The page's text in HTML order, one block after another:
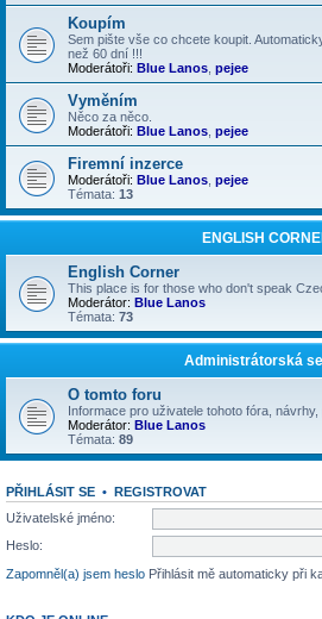
Koupím
Sem pište vše co chcete koupit.
než 60 dní !!!
Moderátoři: Blue Lanos pejee
Vyměním
Něco za něco.
Moderátoři: Blue Lanos pejee
Firemní inzerce
Moderátoři: Blue Lanos pejee
Témata: 13
ENGLISH
English Corner
This place is for those who don't speak
Moderátor: Blue Lanos
Témata: 73
Administrátorská
O tomto foru
Informace pro uživatele tohoto fóra,
Moderátor: Blue Lanos
Témata: 89
PŘIHLÁSIT SE • REGISTROVAT
Uživatelské jméno:
Heslo:
Zapomněl(a) jsem heslo Přihlásit mě automaticky při